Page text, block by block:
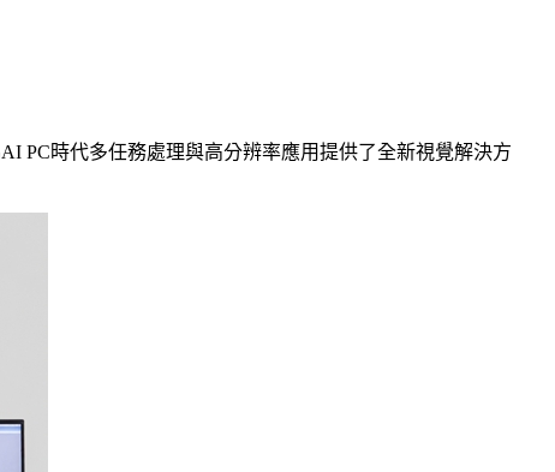
PC時代多任務處理與高分辨率應用提供了全新視覺解決方